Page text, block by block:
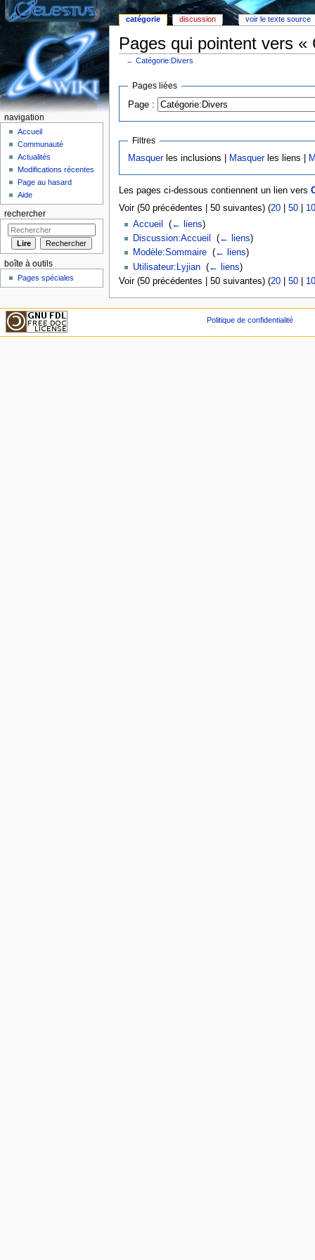
Pages qui pointent vers «
←Catégorie:Divers
Pages liées
Page :
Filtres
Masquerles inclusions | Masquerles liens |
Les pages ci-dessous contiennent un lien vers
Voir (50 précédentes | 50 suivantes) (20| 50|
Accueil
(← liens)
Discussion:Accueil
(← liens)
Modèle:Sommaire‎ (← liens)
Utilisateur:Lyjian‎ (← liens)
Voir (50 précédentes | 50 suivantes) (20| 50|
catégorie discussion voir le texte source
navigation
Accueil
Communauté
Actualités
Modifications récentes
Page au hasard
Aide
rechercher
boîte à outils
Pages spéciales
Politique de confidentialité